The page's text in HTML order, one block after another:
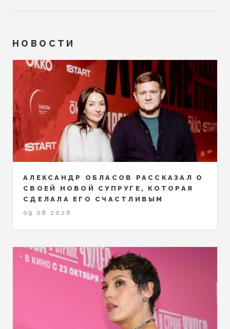
НОВОСТИ
АЛЕКСАНДР ОБЛАСОВ РАССКАЗАЛ О
СВОЕЙ НОВОЙ СУПРУГЕ, КОТОРАЯ
СДЕЛАЛА ЕГО СЧАСТЛИВЫМ
09.08.2026